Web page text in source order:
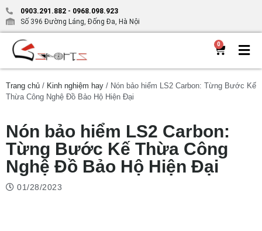
0903.291.882 - 0968.098.923
Số 396 Đường Láng, Đống Đa, Hà Nội
0
Trang chủ / Kinh nghiệm hay / Nón bảo hiểm LS2 Carbon: Từng Bước Kế
Thừa Công Nghệ Đồ Bảo Hộ Hiện Đại
Nón bảo hiểm LS2 Carbon:
Từng Bước Kế Thừa Công
Nghệ Đồ Bảo Hộ Hiện Đại
01/28/2023